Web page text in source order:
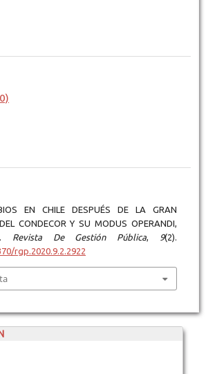
EN CHILE DESPUÉS DE LA GRAN
CONDECOR Y SU MODUS OPERANDI,
Revista De Gestión Pública, 9(2).
rgp.2020.9.2.2922